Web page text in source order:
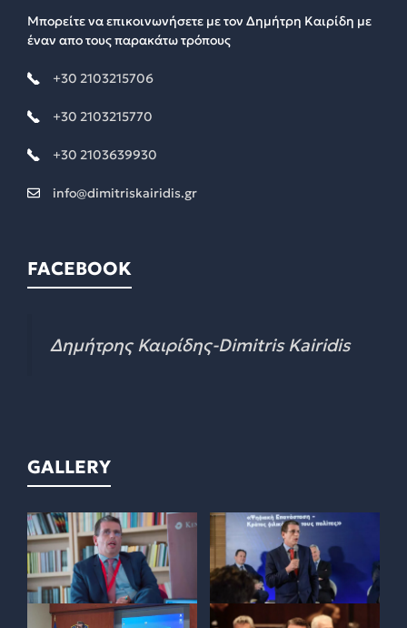
Μπορείτε να επικοινωνήσετε με τον Δημήτρη Καιρίδη με
έναν απο τους παρακάτω τρόπους
+30 2103215706
+30 2103215770
+30 2103639930
info@dimitriskairidis.gr
FACEBOOK
Δημήτρης Καιρίδης-Dimitris Kairidis
GALLERY